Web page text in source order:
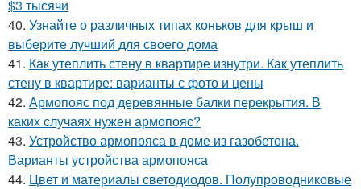
$3 тысячи
40. Узнайте о различных типах коньков для крыш и
выберите лучший для своего дома
41. Как утеплить стену в квартире изнутри. Как утеплить
стену в квартире: варианты с фото и цены
42. Армопояс под деревянные балки перекрытия. В
каких случаях нужен армопояс?
43. Устройство армопояса в доме из газобетона.
Варианты устройства армопояса
44. Цвет и материалы светодиодов. Полупроводниковые